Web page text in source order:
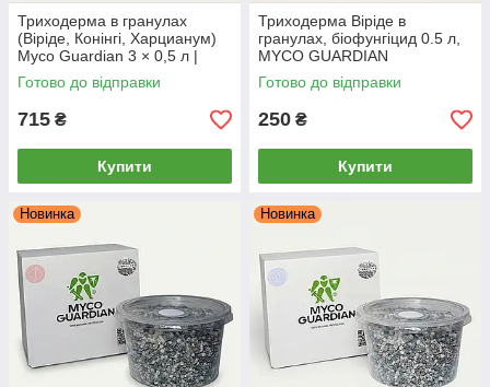
Триходерма в гранулах
(Віріде, Конінгі, Харцианум)
Myco Guardian 3 × 0,5 л |
Біофунгіцид для захисту
рослин і ґрунту
Готово до відправки
715 ₴
Купити
Триходерма Віріде в
гранулах, біофунгіцид 0.5 л,
MYCO GUARDIAN
Готово до відправки
250 ₴
Купити
Новинка Новинка